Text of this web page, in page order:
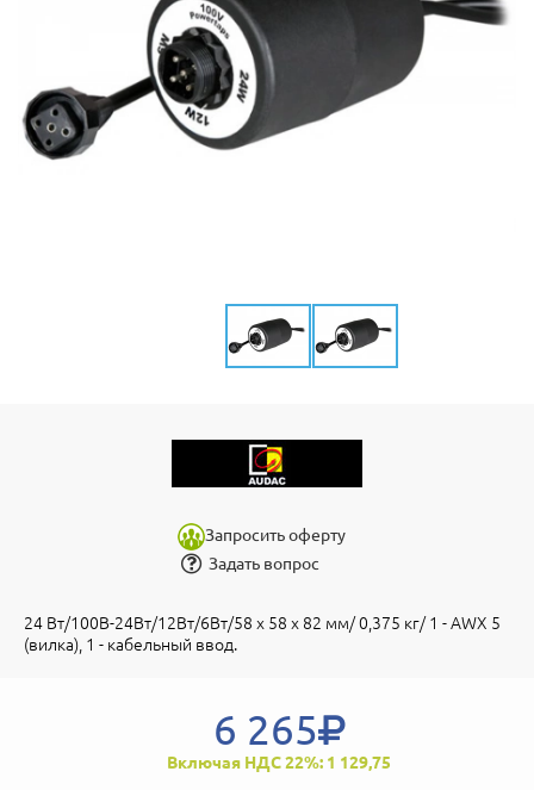
Запросить оферту
Задать вопрос
24 Вт/100В-24Вт/12Вт/6Вт/58 x 58 x 82 мм/ 0,375 кг/ 1 - AWX 5
(вилка), 1 - кабельный ввод.
6 265
Включая НДС 22%: 1 129,75